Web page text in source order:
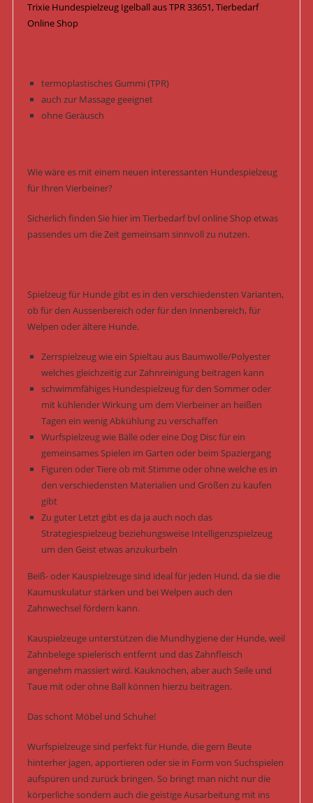
Trixie Hundespielzeug Igelball aus TPR 33651, Tierbedarf
Online Shop
termoplastisches Gummi (TPR)
auch zur Massage geeignet
ohne Geräusch
Wie wäre es mit einem neuen interessanten Hundespielzeug
für Ihren Vierbeiner?
Sicherlich finden Sie hier im Tierbedarf bvl online Shop etwas
passendes um die Zeit gemeinsam sinnvoll zu nutzen.
Spielzeug für Hunde gibt es in den verschiedensten Varianten,
ob für den Aussenbereich oder für den Innenbereich, für
Welpen oder ältere Hunde.
Zerrspielzeug wie ein Spieltau aus Baumwolle/Polyester
welches gleichzeitig zur Zahnreinigung beitragen kann
schwimmfähiges Hundespielzeug für den Sommer oder
mit kühlender Wirkung um dem Vierbeiner an heißen
Tagen ein wenig Abkühlung zu verschaffen
Wurfspielzeug wie Bälle oder eine Dog Disc für ein
gemeinsames Spielen im Garten oder beim Spaziergang
Figuren oder Tiere ob mit Stimme oder ohne welche es in
den verschiedensten Materialien und Größen zu kaufen
gibt
Zu guter Letzt gibt es da ja auch noch das
Strategiespielzeug beziehungsweise Intelligenzspielzeug
um den Geist etwas anzukurbeln
Beiß- oder Kauspielzeuge sind ideal für jeden Hund, da sie die
Kaumuskulatur stärken und bei Welpen auch den
Zahnwechsel fördern kann.
Kauspielzeuge unterstützen die Mundhygiene der Hunde, weil
Zahnbelege spielerisch entfernt und das Zahnfleisch
angenehm massiert wird. Kauknochen, aber auch Seile und
Taue mit oder ohne Ball können hierzu beitragen.
Das schont Möbel und Schuhe!
Wurfspielzeuge sind perfekt für Hunde, die gern Beute
hinterher jagen, apportieren oder sie in Form von Suchspielen
aufspüren und zurück bringen. So bringt man nicht nur die
körperliche sondern auch die geistige Ausarbeitung mit ins